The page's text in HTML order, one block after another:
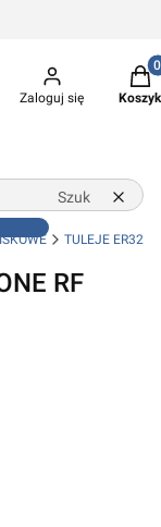
Zaloguj się Koszyk
TULEJE ER32
RF